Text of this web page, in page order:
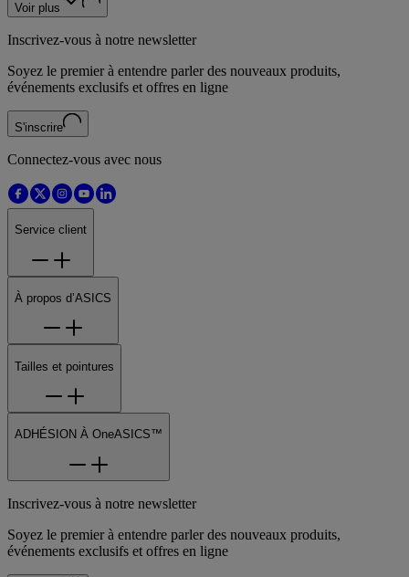
Voir plus
Inscrivez-vous à notre newsletter
Soyez le premier à entendre parler des nouveaux produits,
événements exclusifs et offres en ligne
S'inscrire
Connectez-vous avec nous
Service client
À propos d’ASICS
Tailles et pointures
ADHÉSION À OneASICS™
Inscrivez-vous à notre newsletter
Soyez le premier à entendre parler des nouveaux produits,
événements exclusifs et offres en ligne